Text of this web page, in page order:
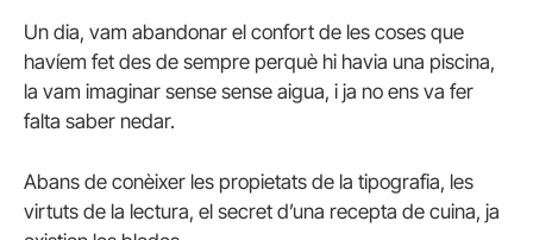
Un dia, vam abandonar el confort de les coses que
havíem fet des de sempre perquè hi havia una piscina,
la vam imaginar sense sense aigua, i ja no ens va fer
falta saber nedar.
Abans de conèixer les propietats de la tipografia, les
virtuts de la lectura, el secret d’una recepta de cuina, ja